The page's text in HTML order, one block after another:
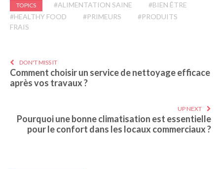
TOPICS #ALIMENTATION SAINE
#BIEN ÊTRE
#HEALTHY FOOD
#PRIMEURS
#PRODUITS
FRAIS
DON'T MISS IT
Comment choisir un service de nettoyage efficace
après vos travaux ?
UP NEXT
Pourquoi une bonne climatisation est essentielle
pour le confort dans les locaux commerciaux ?